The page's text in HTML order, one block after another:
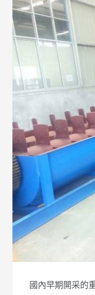
國內早期開采的